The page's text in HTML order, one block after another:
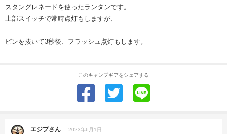
スタングレネードを使ったランタンです。
上部スイッチで常時点灯もしますが、
ピンを抜いて3秒後、フラッシュ点灯もします。
このキャンプギアをシェアする
エジプさん 2023年6月1日